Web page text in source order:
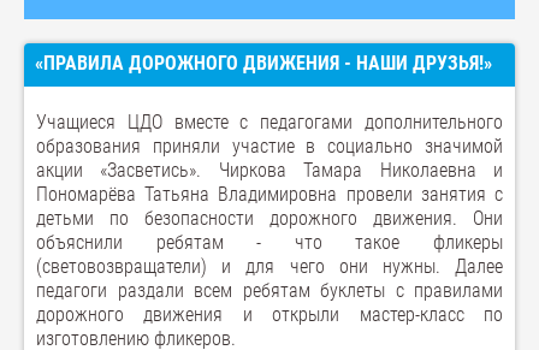
«ПРАВИЛА ДОРОЖНОГО ДВИЖЕНИЯ - НАШИ ДРУЗЬЯ!»
Учащиеся ЦДО вместе с педагогами дополнительного
образования приняли участие в социально значимой
акции «Засветись». Чиркова Тамара Николаевна и
Пономарёва Татьяна Владимировна провели занятия с
детьми по безопасности дорожного движения. Они
объяснили ребятам - что такое фликеры
(световозвращатели) и для чего они нужны. Далее
педагоги раздали всем ребятам буклеты с правилами
дорожного движения и открыли мастер-класс по
изготовлению фликеров.